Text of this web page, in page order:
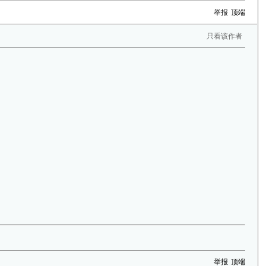
举报 顶端
只看该作者
举报 顶端